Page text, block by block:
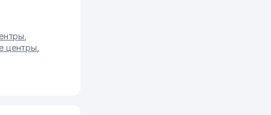
центры